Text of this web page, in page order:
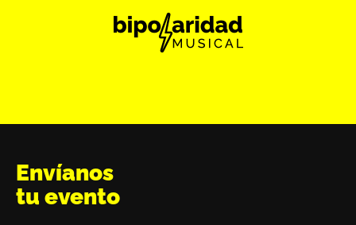
Envíanos
tu evento